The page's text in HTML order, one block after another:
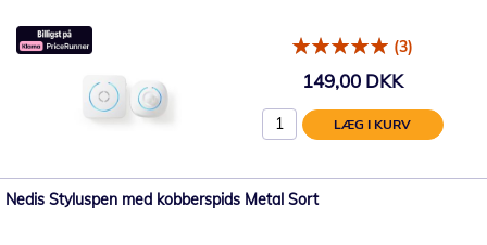
(3)
149,00 DKK
LÆG I KURV
Nedis Styluspen med kobberspids Metal Sort